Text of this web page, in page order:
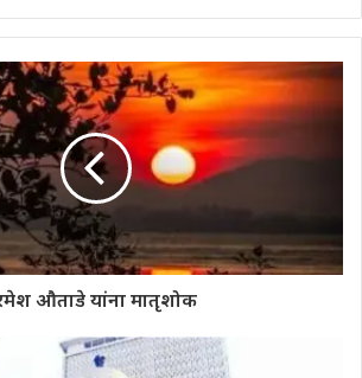
औताडे यांना मातृशोक